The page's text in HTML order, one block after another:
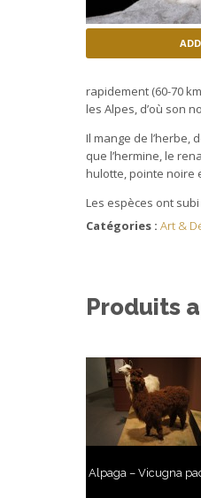
rapidement (60-70
les Alpes, d’où son
Il mange de l’herbe,
que l’hermine, le
hulotte, pointe noire
Les espèces ont
Catégories : Art &
Produits
Alpaga – Vicugna